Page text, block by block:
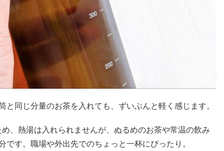
と同じ分量のお茶を入れても、ずいぶんと軽く感じます。
、熱湯は入れられませんが、ぬるめのお茶や常温の飲み
です。職場や外出先でのちょっと一杯にぴったり。